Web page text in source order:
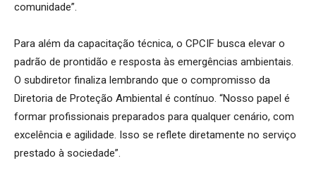
comunidade”.
Para além da capacitação técnica, o CPCIF busca elevar o
padrão de prontidão e resposta às emergências ambientais.
O subdiretor finaliza lembrando que o compromisso da
Diretoria de Proteção Ambiental é contínuo. “Nosso papel é
formar profissionais preparados para qualquer cenário, com
excelência e agilidade. Isso se reflete diretamente no serviço
prestado à sociedade”.